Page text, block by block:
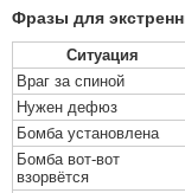
Фразы для
Ситуация
Враг за спиной
Нужен дефюз
Бомба установлена
Бомба вот-вот
взорвётся